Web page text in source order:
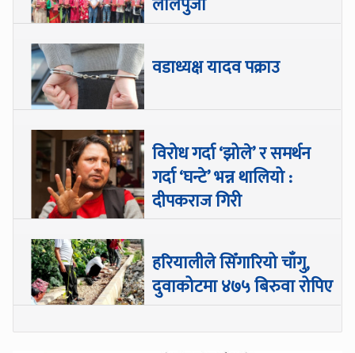
वडाध्यक्ष यादव पक्राउ
विरोध गर्दा ‘झोले’ र समर्थन
गर्दा ‘घन्टे’ भन्न थालियो :
दीपकराज गिरी
हरियालीले सिँगारियो चाँगु,
दुवाकोटमा ४७५ बिरुवा रोपिए